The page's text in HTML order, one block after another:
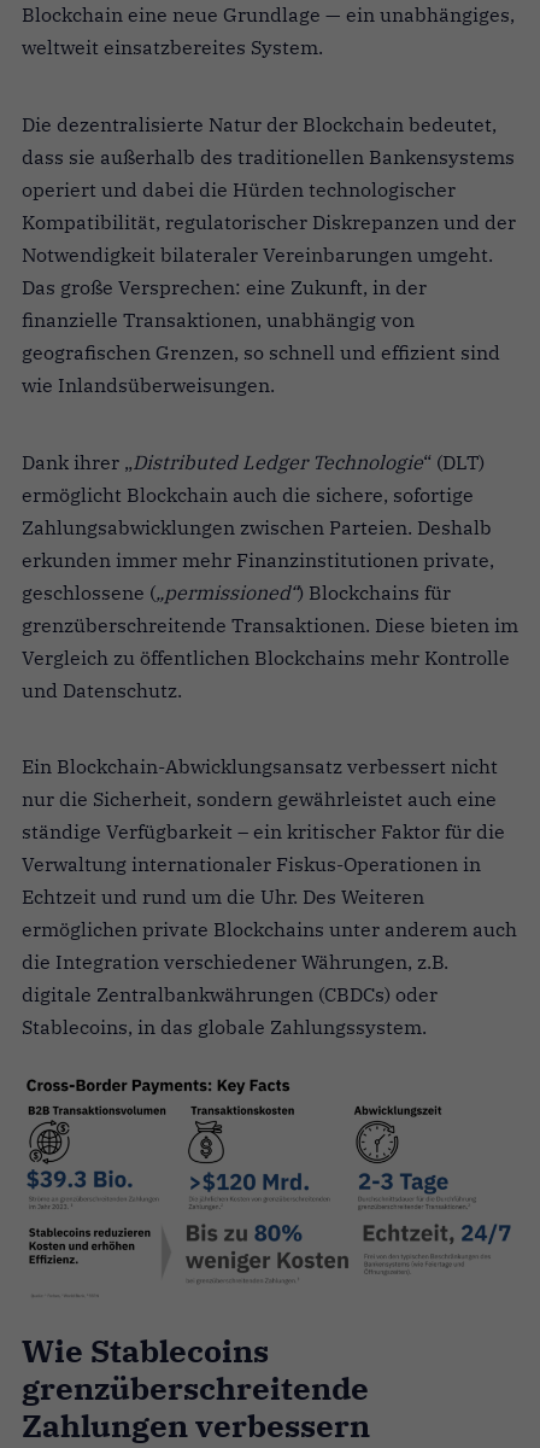
Blockchain eine neue Grundlage — ein unabhängiges,
weltweit einsatzbereites System.
Die dezentralisierte Natur der Blockchain bedeutet,
dass sie außerhalb des traditionellen Bankensystems
operiert und dabei die Hürden technologischer
Kompatibilität, regulatorischer Diskrepanzen und der
Notwendigkeit bilateraler Vereinbarungen umgeht.
Das große Versprechen: eine Zukunft, in der
finanzielle Transaktionen, unabhängig von
geografischen Grenzen, so schnell und effizient sind
wie Inlandsüberweisungen.
Dank ihrer „Distributed Ledger Technologie“ (DLT)
ermöglicht Blockchain auch die sichere, sofortige
Zahlungsabwicklungen zwischen Parteien. Deshalb
erkunden immer mehr Finanzinstitutionen private,
geschlossene („permissioned“) Blockchains für
grenzüberschreitende Transaktionen. Diese bieten im
Vergleich zu öffentlichen Blockchains mehr Kontrolle
und Datenschutz.
Ein Blockchain-Abwicklungsansatz verbessert nicht
nur die Sicherheit, sondern gewährleistet auch eine
ständige Verfügbarkeit – ein kritischer Faktor für die
Verwaltung internationaler Fiskus-Operationen in
Echtzeit und rund um die Uhr. Des Weiteren
ermöglichen private Blockchains unter anderem auch
die Integration verschiedener Währungen, z.B.
digitale Zentralbankwährungen (CBDCs) oder
Stablecoins, in das globale Zahlungssystem.
Wie Stablecoins
grenzüberschreitende
Zahlungen verbessern